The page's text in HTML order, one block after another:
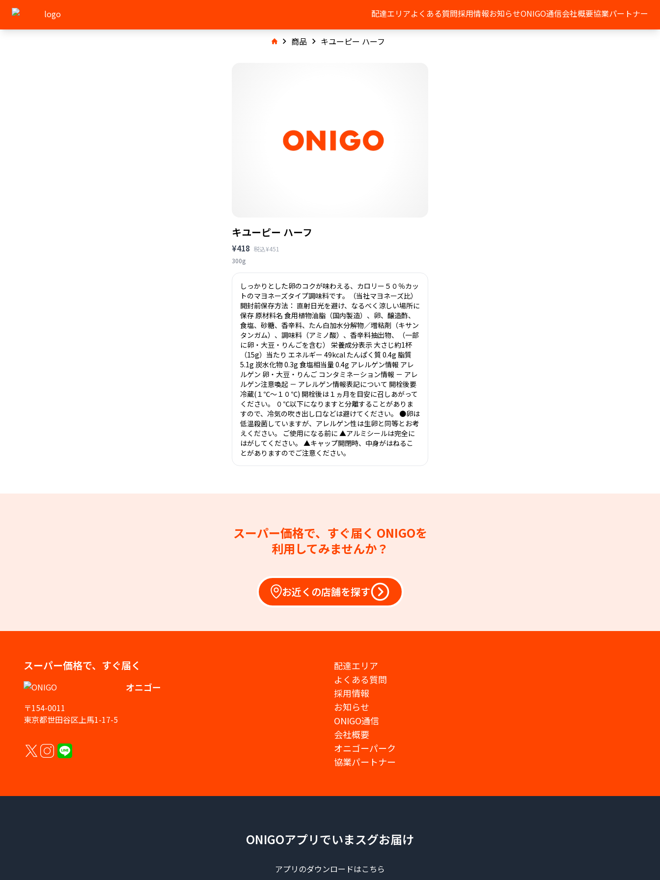
配達エリアよくある質問採用情報お知らせONIGO通信会社概要協業パートナー
商品 キユーピー ハーフ
キユーピー ハーフ
¥418 税込¥451
300g
しっかりとした卵のコクが味わえる、カロリー５０％カッ
トのマヨネーズタイプ調味料です。（当社マヨネーズ比）
開封前保存方法： 直射日光を避け、なるべく涼しい場所に
保存 原材料名 食用植物油脂（国内製造）、卵、醸造酢、
食塩、砂糖、香辛料、たん白加水分解物／増粘剤（キサン
タンガム）、調味料（アミノ酸）、香辛料抽出物、（一部
に卵・大豆・りんごを含む） 栄養成分表示 大さじ約1杯
（15g）当たり エネルギー 49kcal たんぱく質 0.4g 脂質
5.1g 炭水化物 0.3g 食塩相当量 0.4g アレルゲン情報 アレ
ルゲン 卵・大豆・りんご コンタミネーション情報 － アレ
ルゲン注意喚起 － アレルゲン情報表記について 開栓後要
冷蔵(１℃～１０℃) 開栓後は１ヵ月を目安に召しあがって
ください。 ０℃以下になりますと分離することがありま
すので、冷気の吹き出し口などは避けてください。 ●卵は
低温殺菌していますが、アレルゲン性は生卵と同等とお考
えください。 ご使用になる前に ▲アルミシールは完全に
はがしてください。 ▲キャップ開閉時、中身がはねるこ
とがありますのでご注意ください。
スーパー価格で、すぐ届く ONIGOを
利用してみませんか？
お近くの店舗を探す
スーパー価格で、すぐ届く
オニゴー
〒154-0011
東京都世田谷区上馬1-17-5
配達エリア
よくある質問
採用情報
お知らせ
ONIGO通信
会社概要
オニゴーパーク
協業パートナー
ONIGOアプリでいまスグお届け
アプリのダウンロードはこちら